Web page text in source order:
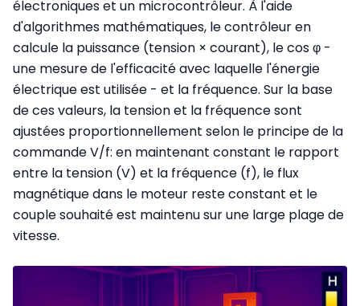
électroniques et un microcontrôleur. À l'aide
d'algorithmes mathématiques, le contrôleur en
calcule la puissance (tension × courant), le cos φ -
une mesure de l'efficacité avec laquelle l'énergie
électrique est utilisée - et la fréquence. Sur la base
de ces valeurs, la tension et la fréquence sont
ajustées proportionnellement selon le principe de la
commande V/f: en maintenant constant le rapport
entre la tension (V) et la fréquence (f), le flux
magnétique dans le moteur reste constant et le
couple souhaité est maintenu sur une large plage de
vitesse.